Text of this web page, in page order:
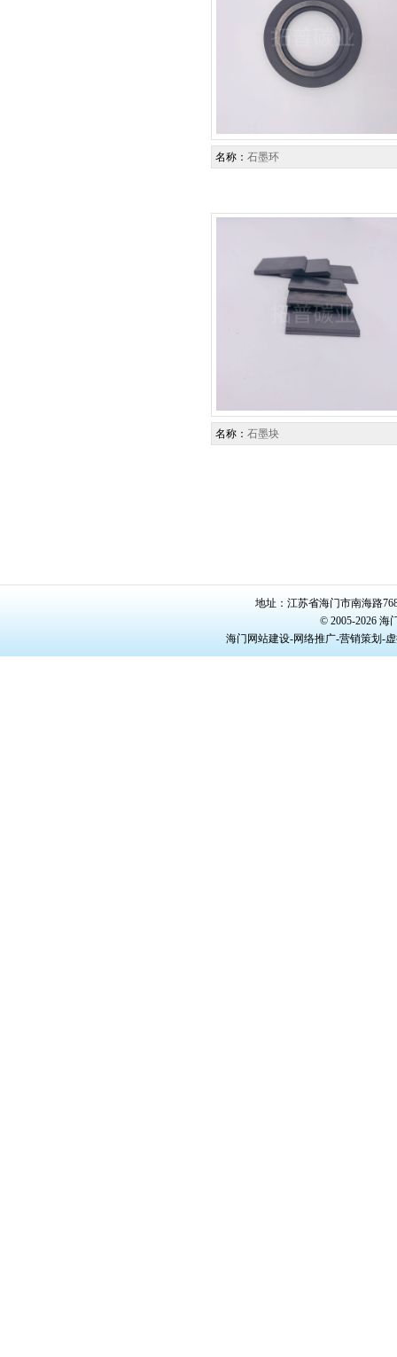
名称： 石墨环
名称： 石墨块
地址：江苏省海门市南海路
© 2005-2026
海门网站建设-网络推广-营销策划-